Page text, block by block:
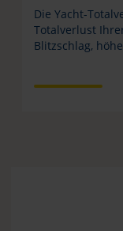
Die Yacht-
Totalverlust
Blitzschlag,